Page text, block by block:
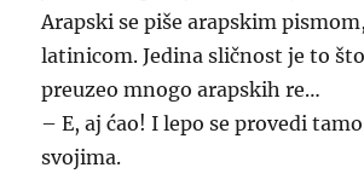
Arapski se piše arapskim
latinicom. Jedina sličnost je to
preuzeo mnogo arapskih re…
– E, aj ćao! I lepo se provedi
svojima.